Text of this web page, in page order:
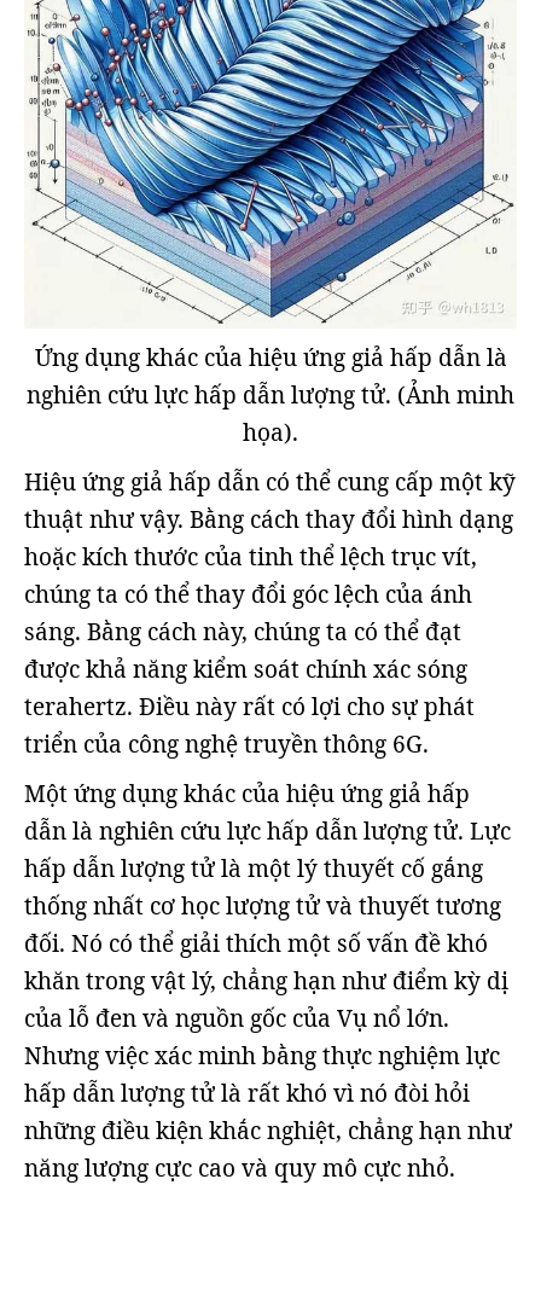
Ứng dụng khác của hiệu ứng giả hấp dẫn là
nghiên cứu lực hấp dẫn lượng tử. (Ảnh minh
họa).
Hiệu ứng giả hấp dẫn có thể cung cấp một kỹ
thuật như vậy. Bằng cách thay đổi hình dạng
hoặc kích thước của tinh thể lệch trục vít,
chúng ta có thể thay đổi góc lệch của ánh
sáng. Bằng cách này, chúng ta có thể đạt
được khả năng kiểm soát chính xác sóng
terahertz. Điều này rất có lợi cho sự phát
triển của công nghệ truyền thông 6G.
Một ứng dụng khác của hiệu ứng giả hấp
dẫn là nghiên cứu lực hấp dẫn lượng tử. Lực
hấp dẫn lượng tử là một lý thuyết cố gắng
thống nhất cơ học lượng tử và thuyết tương
đối. Nó có thể giải thích một số vấn đề khó
khăn trong vật lý, chẳng hạn như điểm kỳ dị
của lỗ đen và nguồn gốc của Vụ nổ lớn.
Nhưng việc xác minh bằng thực nghiệm lực
hấp dẫn lượng tử là rất khó vì nó đòi hỏi
những điều kiện khắc nghiệt, chẳng hạn như
năng lượng cực cao và quy mô cực nhỏ.